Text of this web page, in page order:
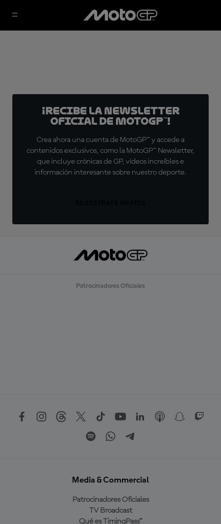
¡Recibe la Newsletter
oficial de MotoGP™!
Crea ahora una cuenta de MotoGP™ y accede a
contenidos exclusivos, como la MotoGP™ Newsletter,
que incluye crónicas de GP, vídeos increíbles e
información interesante sobre nuestro deporte.
Patrocinadores Oficiales
Media & Commercial
Patrocinadores Oficiales
TV Broadcast
Qué es TimingPass™